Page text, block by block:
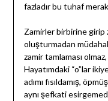
fazladır bu tuhaf
Zamirler birbirine girip
oluşturmadan
zamir tamlaması
Hayatımdaki “o”lar
adımı fısıldamış,
aynı şefkati